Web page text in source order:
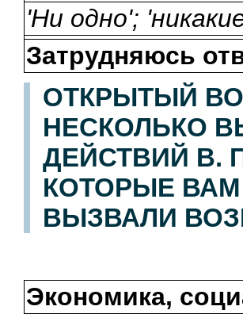
'Ни одно';
Затрудняюсь
ОТКРЫТЫЙ
НЕСКОЛЬКО
ДЕЙСТВИЙ В.
КОТОРЫЕ
ВЫЗВАЛИ
Экономика,